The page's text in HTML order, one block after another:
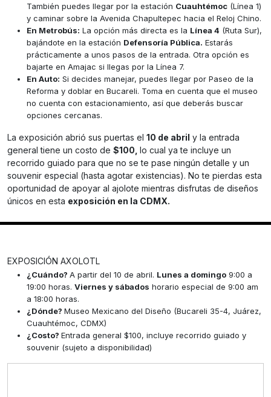
También puedes llegar por la estación Cuauhtémoc (Línea 1)
y caminar sobre la Avenida Chapultepec hacia el Reloj Chino.
En Metrobús: La opción más directa es la Línea 4 (Ruta Sur),
bajándote en la estación Defensoría Pública. Estarás
prácticamente a unos pasos de la entrada. Otra opción es
bajarte en Amajac si llegas por la Línea 7.
En Auto: Si decides manejar, puedes llegar por Paseo de la
Reforma y doblar en Bucareli. Toma en cuenta que el museo
no cuenta con estacionamiento, así que deberás buscar
opciones cercanas.
La exposición abrió sus puertas el 10 de abril y la entrada
general tiene un costo de $100, lo cual ya te incluye un
recorrido guiado para que no se te pase ningún detalle y un
souvenir especial (hasta agotar existencias). No te pierdas esta
oportunidad de apoyar al ajolote mientras disfrutas de diseños
únicos en esta exposición en la CDMX.
EXPOSICIÓN AXOLOTL
¿Cuándo? A partir del 10 de abril. Lunes a domingo 9:00 a
19:00 horas. Viernes y sábados horario especial de 9:00 am
a 18:00 horas.
¿Dónde? Museo Mexicano del Diseño (Bucareli 35-4, Juárez,
Cuauhtémoc, CDMX)
¿Costo? Entrada general $100, incluye recorrido guiado y
souvenir (sujeto a disponibilidad)